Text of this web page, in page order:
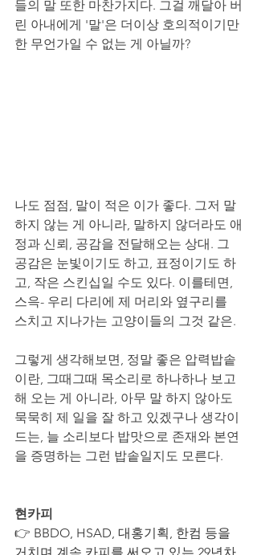
들의 말 또한 마찬가지다. 그걸 깨달아 버
린 아내에게 '말'은 더이상 호의적이기만
한 무언가일 수 없는 게 아닐까?
나도 점점, 말이 적은 이가 좋다. 그저 말
하지 않는 게 아니라, 말하지 않더라도 애
정과 신뢰, 공감을 전달해오는 상대. 그
공감은 눈빛이기도 하고, 표정이기도 하
고, 작은 스킨십일 수도 있다. 이를테면,
스윽- 우리 다리에 제 머리와 옆구리를
스치고 지나가는 고양이들의 그것 같은.
그렇게 생각해보면, 정말 좋은 압력밥솥
이란, 그때그때 목소리로 하나하나 보고
해 오는 게 아니라, 아무 말 하지 않아도
묵묵히 제 일을 잘 하고 있겠구나 생각이
드는, 늘 소리보다 밥맛으로 존재와 본연
을 증명하는 그런 밥솥일지도 모른다.
현카피
👉 BBDO, HSAD, 대홍기획, 한컴 등을